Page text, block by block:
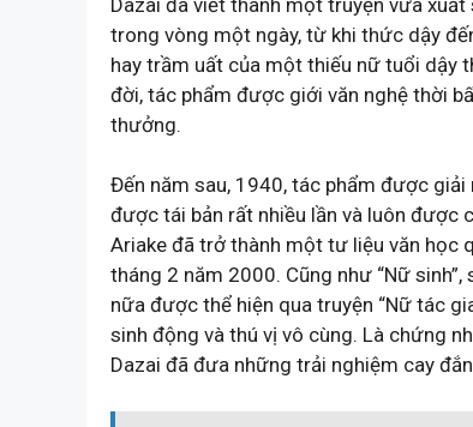
trong vòng một ngày, từ khi thức dậy
hay trầm uất của một thiếu nữ tuổi dậy
đời, tác phẩm được giới văn nghệ thời
thưởng.
Đến năm sau, 1940, tác phẩm được
được tái bản rất nhiều lần và luôn được
Ariake đã trở thành một tư liệu văn học
tháng 2 năm 2000. Cũng như “Nữ
nữa được thể hiện qua truyện “Nữ tác
sinh động và thú vị vô cùng. Là chứng
Dazai đã đưa những trải nghiệm cay